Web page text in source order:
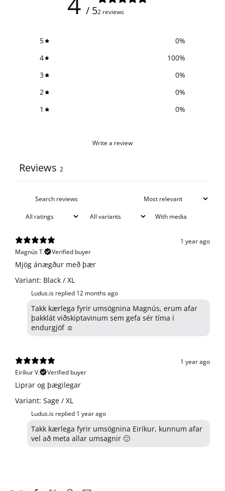
/ 52 reviews
5 0%
4
100%
3
0%
2
0%
1
0%
Write a review
Reviews 2
With media
1 year ago
Magnús T.
Verified buyer
​Mjög ánægður með þær
Variant: Black / XL
Ludus.is replied 12 months ago
Takk kærlega fyrir umsögnina Magnús, erum afar
þakklát viðskiptavinum sem gefa sér tíma í
endurgjöf ☺️
1 year ago
Eiríkur V.
Verified buyer
Liprar og þægilegar
Variant: Sage / XL
Ludus.is replied 1 year ago
Takk kærlega fyrir umsögnina Eiríkur, kunnum afar
vel að meta allar umsagnir 🙂